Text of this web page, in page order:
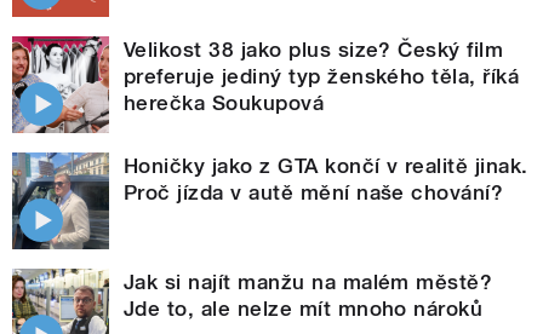
Velikost 38 jako plus size? Český film
preferuje jediný typ ženského těla, říká
herečka Soukupová
Honičky jako z GTA končí v realitě jinak.
Proč jízda v autě mění naše chování?
Jak si najít manžu na malém městě?
Jde to, ale nelze mít mnoho nároků